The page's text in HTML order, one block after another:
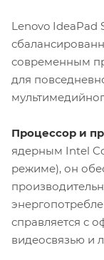
Lenovo IdeaPad
современным
для
Процессор и
ядерным Intel
режиме), он
справляется с
видеосвязью и